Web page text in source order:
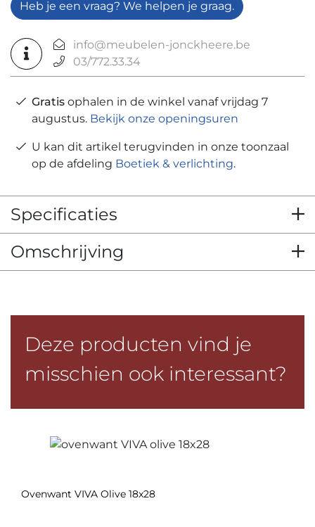
Heb je een vraag? We helpen je graag.
info@meubelen-jonckheere.be
03/772.33.34
Gratis ophalen in de winkel vanaf vrijdag 7
augustus. Bekijk onze openingsuren
U kan dit artikel terugvinden in onze toonzaal
op de afdeling Boetiek & verlichting.
Specificaties
Omschrijving
Deze producten vind je
misschien ook interessant?
Ovenwant VIVA Olive 18x28